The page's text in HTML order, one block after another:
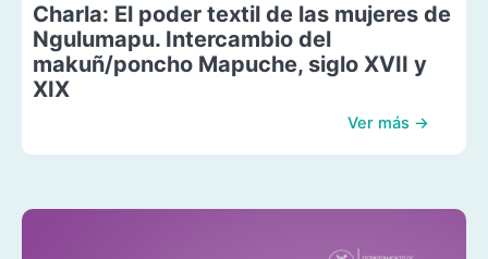
Charla: El poder textil de las mujeres de
Ngulumapu. Intercambio del
makuñ/poncho Mapuche, siglo XVII y
XIX
Ver más →